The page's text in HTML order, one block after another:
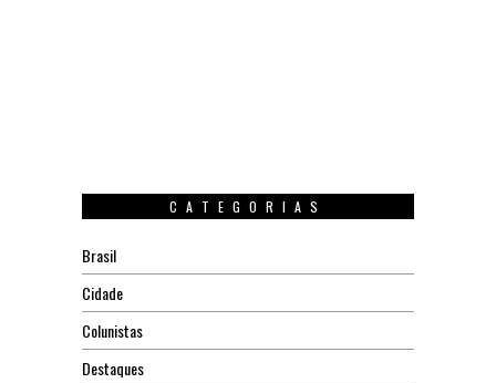
CATEGORIAS
Brasil
Cidade
Colunistas
Destaques